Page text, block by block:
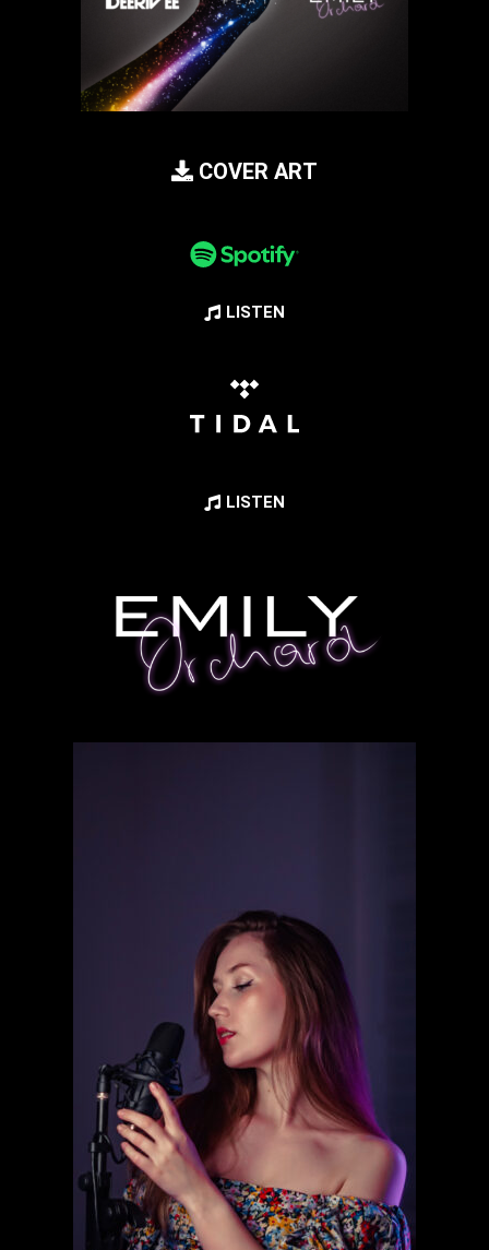
COVER ART
LISTEN
LISTEN